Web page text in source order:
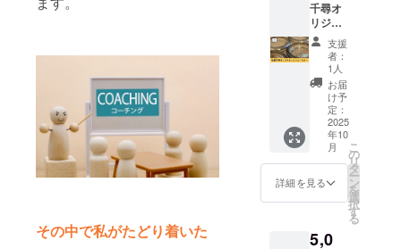
その中で私がたどり着いた
だきま
す。 あ
なたの
名前を
グラン
デ会の
HPで
PRでき
ます。
※ニック
ネーム
での参
加も可
る内容
千尋オ
リジナ
ルレジ
ンコー
ター】
グラン
デ会の
オリジ
ナルレ
ジン
コース
ター（3
枚）を
お届け
す。 商
支援
者：
1人
お届
け予
定：
2025
年10
月
詳細を見る
こ
の
リ
タ
ー
ン
を
選
択
す
る
5,0